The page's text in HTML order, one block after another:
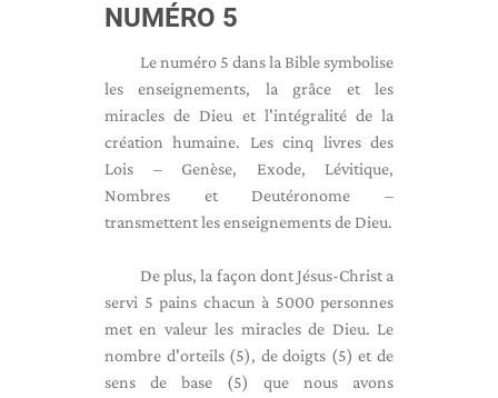
NUMÉRO 5
Le numéro 5 dans la Bible symbolise
les enseignements, la grâce et les
miracles de Dieu et l'intégralité de la
création humaine. Les cinq livres des
Lois – Genèse, Exode, Lévitique,
Nombres et Deutéronome –
transmettent les enseignements de Dieu.
De plus, la façon dont Jésus-Christ a
servi 5 pains chacun à 5000 personnes
met en valeur les miracles de Dieu. Le
nombre d'orteils (5), de doigts (5) et de
sens de base (5) que nous avons